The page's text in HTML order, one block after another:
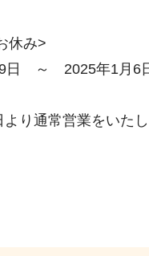
休み>
日 ～ 2025年1月6
より通常営業をいた